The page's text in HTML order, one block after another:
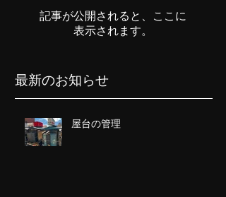
記事が公開されると、ここに
表示されます。
最新のお知らせ
屋台の管理